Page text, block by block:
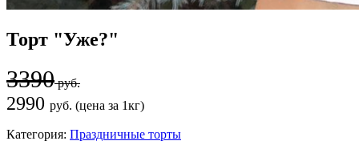
Торт "Уже?"
3390руб.
2990 руб. (цена за 1кг)
Категория: Праздничные торты